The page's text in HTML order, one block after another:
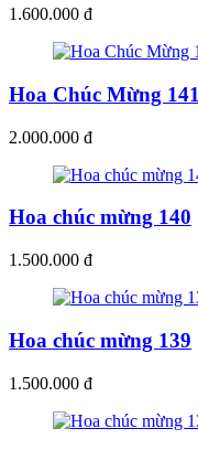
1.600.000 đ
Hoa Chúc Mừng 141
2.000.000 đ
Hoa chúc mừng 140
1.500.000 đ
Hoa chúc mừng 139
1.500.000 đ